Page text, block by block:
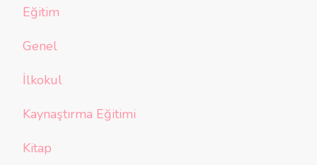
Eğitim
Genel
İlkokul
Kaynaştırma Eğitimi
Kitap